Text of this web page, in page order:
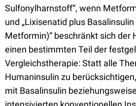
Sulfonylharnstoff“, wenn
und „Lixisenatid plus
Metformin)“ beschränkt sich der
einen bestimmten Teil der
Vergleichstherapie: Statt alle
Humaninsulin zu
mit Basalinsulin